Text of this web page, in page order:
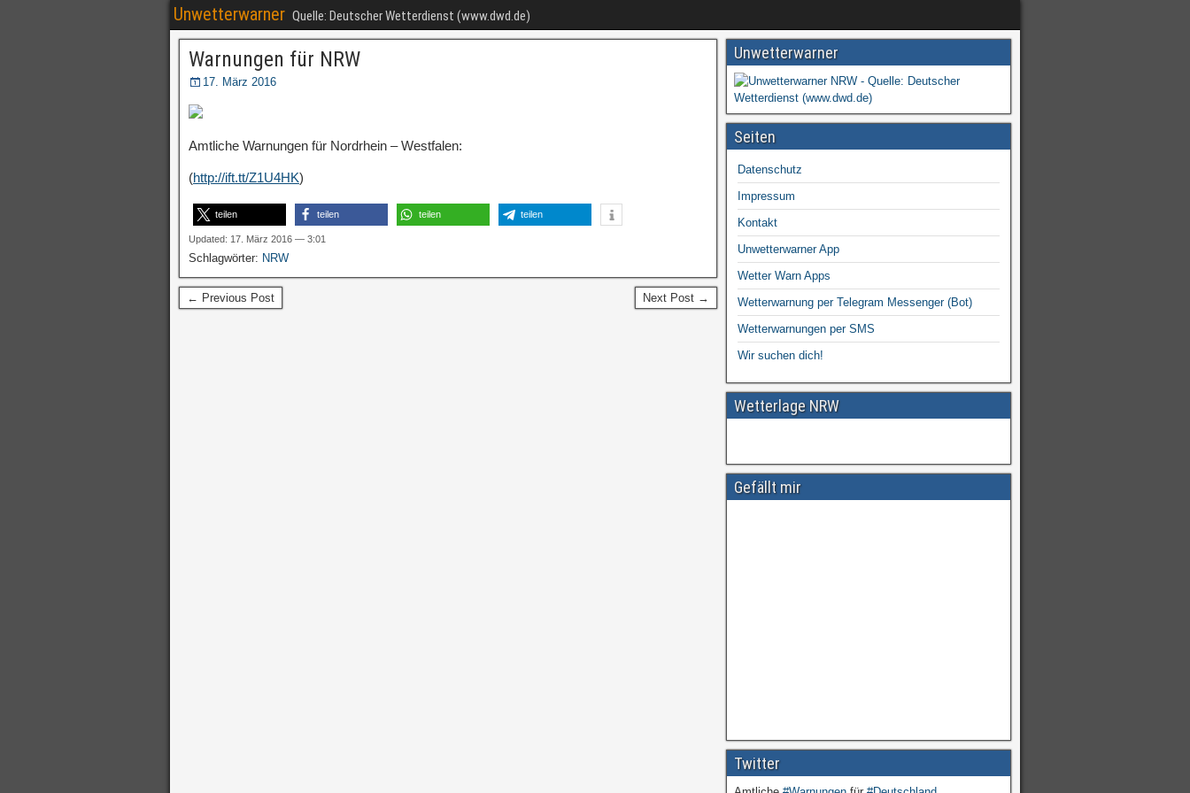
Unwetterwarner Quelle: Deutscher Wetterdienst (www.dwd.de)
Warnungen für NRW
17. März 2016
Amtliche Warnungen für Nordrhein – Westfalen:
(http://ift.tt/Z1U4HK)
teilen teilen teilen teilen
Updated: 17. März 2016 — 3:01
Schlagwörter: NRW
← Previous Post Next Post →
Unwetterwarner
Seiten
Datenschutz
Impressum
Kontakt
Unwetterwarner App
Wetter Warn Apps
Wetterwarnung per Telegram Messenger (Bot)
Wetterwarnungen per SMS
Wir suchen dich!
Wetterlage NRW
Gefällt mir
Twitter